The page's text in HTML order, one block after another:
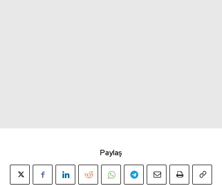
Paylaş